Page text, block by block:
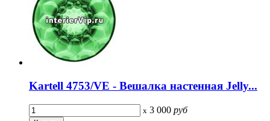
Kartell 4753/VE - Вешалка настенная Jelly...
x 3 000 руб